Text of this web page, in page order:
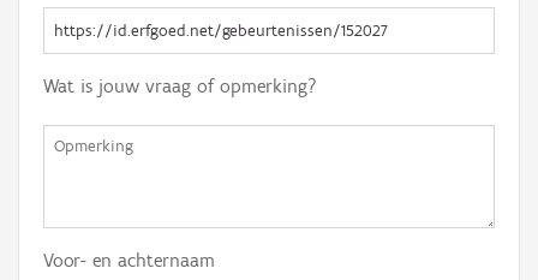
Wat is jouw vraag of opmerking?
Voor- en achternaam